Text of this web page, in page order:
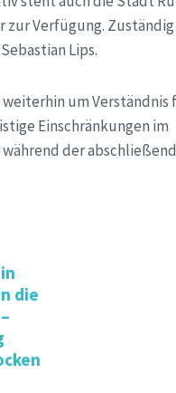
zur Verfügung.
Lips.
um Verständnis
Einschränkungen im
der
die